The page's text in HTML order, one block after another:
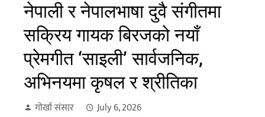
नेपाली र नेपालभाषा दुवै संगीतमा
सक्रिय गायक बिरजको नयाँ
प्रेमगीत ‘साइली’ सार्वजनिक,
अभिनयमा कृषल र श्रीतिका
गोर्खा संसार July 6, 2026